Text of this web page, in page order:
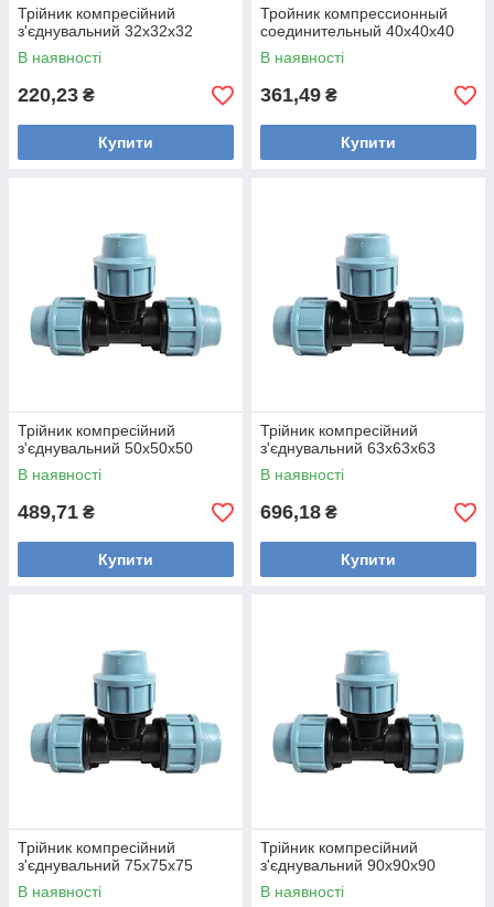
Трійник компресійний
з'єднувальний 32х32х32
В наявності
220,23 ₴
Купити
Тройник компрессионный
соединительный 40х40х40
В наявності
361,49 ₴
Купити
Трійник компресійний
з'єднувальний 50х50х50
В наявності
489,71 ₴
Купити
Трійник компресійний
з'єднувальний 63х63х63
В наявності
696,18 ₴
Купити
Трійник компресійний
з'єднувальний 75х75х75
В наявності
Трійник компресійний
з'єднувальний 90х90х90
В наявності